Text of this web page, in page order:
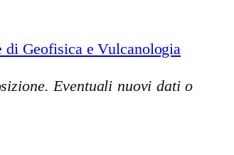
Geofisica e Vulcanologia
Eventuali nuovi dati o